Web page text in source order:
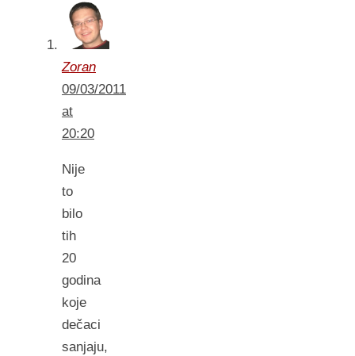
Zoran
09/03/2011
at
20:20
Nije
to
bilo
tih
20
godina
koje
dečaci
sanjaju,